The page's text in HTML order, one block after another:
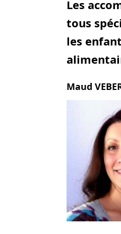
Les
tous
les
Maud